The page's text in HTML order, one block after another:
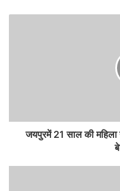
जयपुरमें 21 साल की